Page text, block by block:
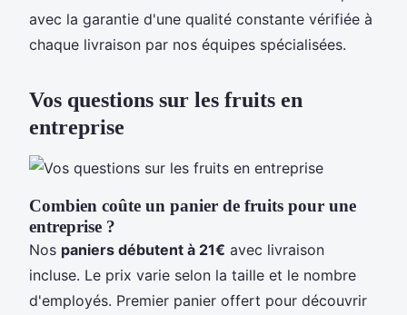
avec la garantie d'une qualité constante vérifiée à
chaque livraison par nos équipes spécialisées.
Vos questions sur les fruits en
entreprise
Combien coûte un panier de fruits pour une
entreprise ?
Nos paniers débutent à 21€ avec livraison
incluse. Le prix varie selon la taille et le nombre
d'employés. Premier panier offert pour découvrir